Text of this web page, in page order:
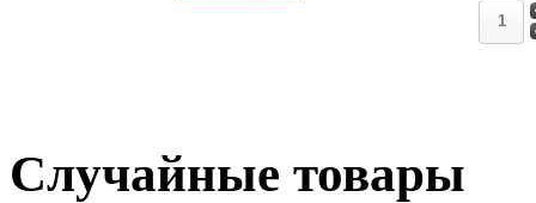
Случайные товары